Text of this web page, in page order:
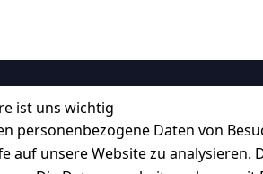
ist uns wichtig
Daten von
unsere Website zu
Informationen
Retourenlager:
Eichenallee 3, 06184
Kabelsketal